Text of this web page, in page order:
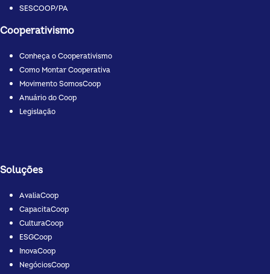
SESCOOP/PA
Cooperativismo
Conheça o Cooperativismo
Como Montar Cooperativa
Movimento SomosCoop
Anuário do Coop
Legislação
Soluções
AvaliaCoop
CapacitaCoop
CulturaCoop
ESGCoop
InovaCoop
NegóciosCoop